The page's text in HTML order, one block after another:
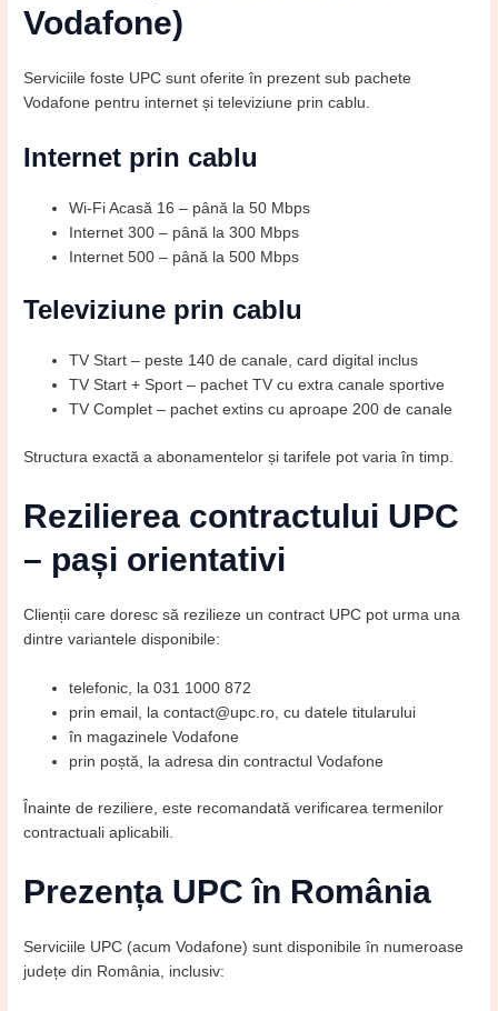
Vodafone)
Serviciile foste UPC sunt oferite în prezent sub pachete
Vodafone pentru internet și televiziune prin cablu.
Internet prin cablu
Wi-Fi Acasă 16 – până la 50 Mbps
Internet 300 – până la 300 Mbps
Internet 500 – până la 500 Mbps
Televiziune prin cablu
TV Start – peste 140 de canale, card digital inclus
TV Start + Sport – pachet TV cu extra canale sportive
TV Complet – pachet extins cu aproape 200 de canale
Structura exactă a abonamentelor și tarifele pot varia în timp.
Rezilierea contractului UPC
– pași orientativi
Clienții care doresc să rezilieze un contract UPC pot urma una
dintre variantele disponibile:
telefonic, la 031 1000 872
prin email, la contact@upc.ro, cu datele titularului
în magazinele Vodafone
prin poștă, la adresa din contractul Vodafone
Înainte de reziliere, este recomandată verificarea termenilor
contractuali aplicabili.
Prezența UPC în România
Serviciile UPC (acum Vodafone) sunt disponibile în numeroase
județe din România, inclusiv: